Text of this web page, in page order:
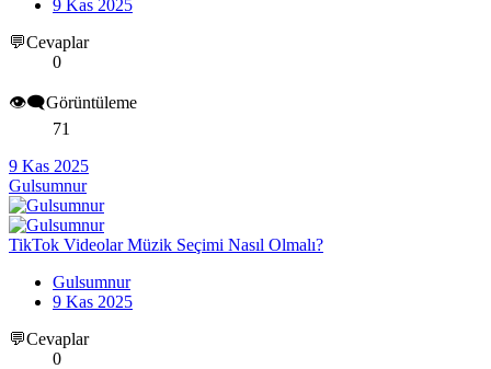
9 Kas 2025
💬Cevaplar
0
👁️‍🗨️Görüntüleme
71
9 Kas 2025
Gulsumnur
TikTok Videolar Müzik Seçimi Nasıl Olmalı?
Gulsumnur
9 Kas 2025
💬Cevaplar
0